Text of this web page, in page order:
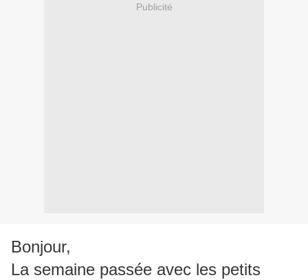
Publicité
Bonjour,
La semaine passée avec les petits